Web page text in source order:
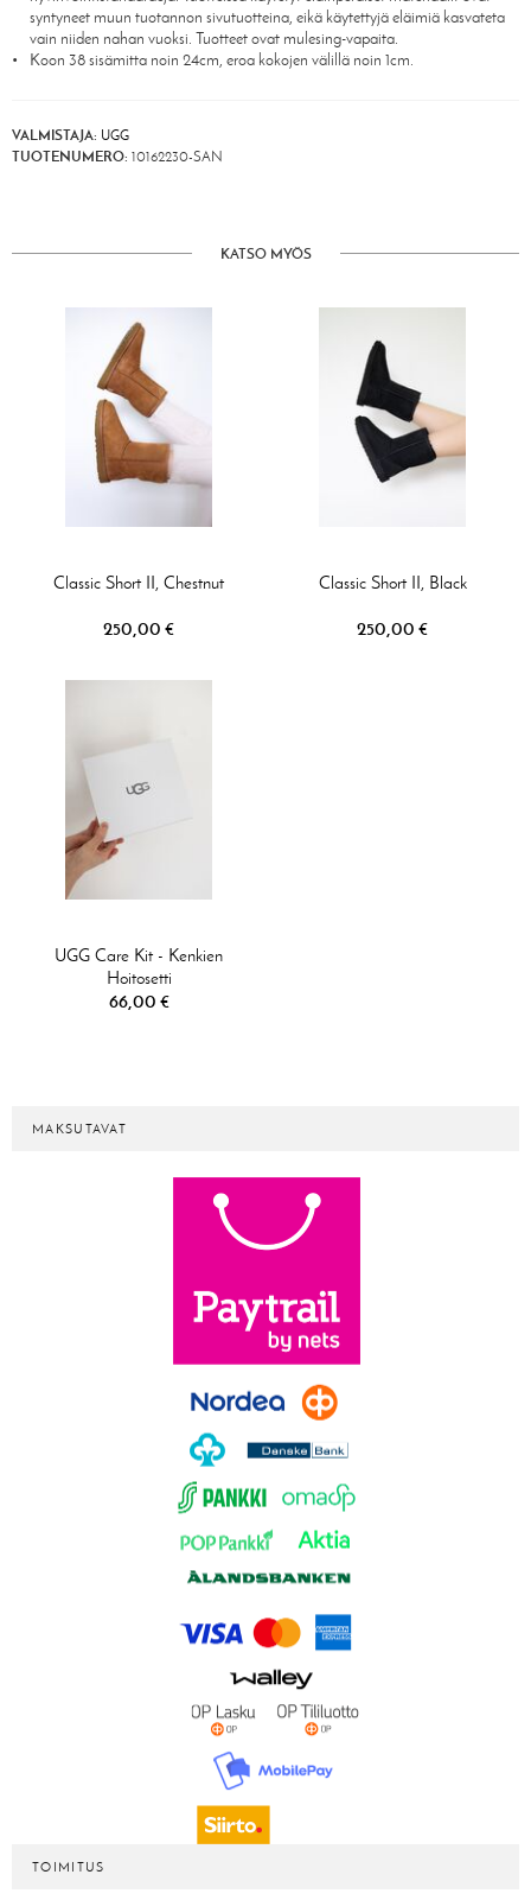
syntyneet muun tuotannon sivutuotteina, eikä käytettyjä eläimiä kasvateta
vain niiden nahan vuoksi. Tuotteet ovat mulesing-vapaita.
Koon 38 sisämitta noin 24cm, eroa kokojen välillä noin 1cm.
VALMISTAJA: UGG
TUOTENUMERO: 10162230-SAN
KATSO MYÖS
Classic Short II, Chestnut
250,00 €
Classic Short II, Black
250,00 €
UGG Care Kit - Kenkien
Hoitosetti
66,00 €
MAKSUTAVAT
TOIMITUS